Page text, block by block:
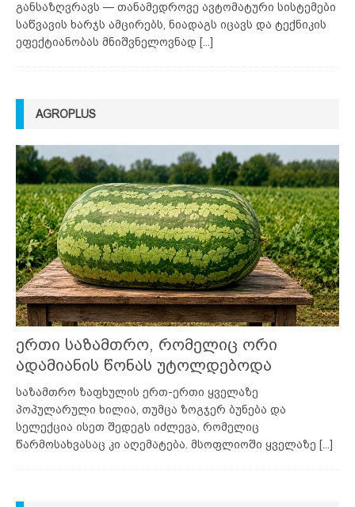
განსაზღვრავს — თანამედროვე ავტომატური სისტემები
საწვავის ხარჯს ამცირებს, ნიადაგს იცავს და ტექნიკის
ეფექტიანობას მნიშვნელოვნად [...]
AGROPLUS
ერთი საზამთრო, რომელიც ორი
ადამიანის წონას უტოლდებოდა
საზამთრო ზაფხულის ერთ-ერთი ყველაზე
პოპულარული ხილია, თუმცა ზოგჯერ ბუნება და
სელექცია ისეთ შედეგს იძლევა, რომელიც
წარმოსახვასაც კი აღემატება. მსოფლიოში ყველაზე [...]